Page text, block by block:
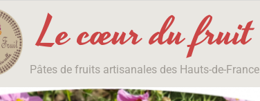
Le cœur du fruit
Pâtes de fruits artisanales des Hauts-de-France